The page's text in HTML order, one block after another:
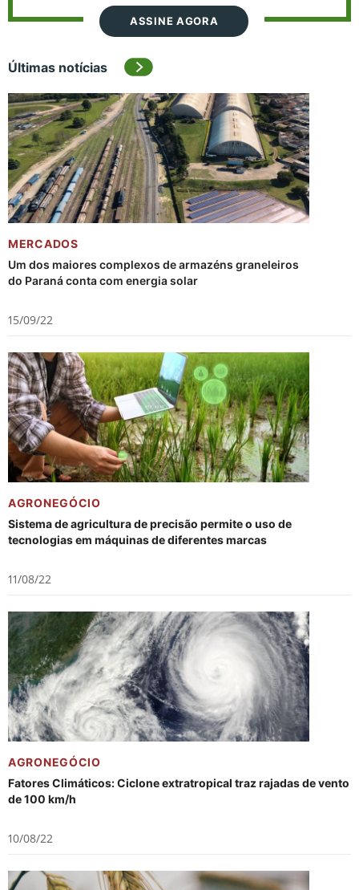
ASSINE AGORA
Últimas notícias
MERCADOS
Um dos maiores complexos de armazéns graneleiros
do Paraná conta com energia solar
15/09/22
AGRONEGÓCIO
Sistema de agricultura de precisão permite o uso de
tecnologias em máquinas de diferentes marcas
11/08/22
AGRONEGÓCIO
Fatores Climáticos: Ciclone extratropical traz rajadas de vento
de 100 km/h
10/08/22